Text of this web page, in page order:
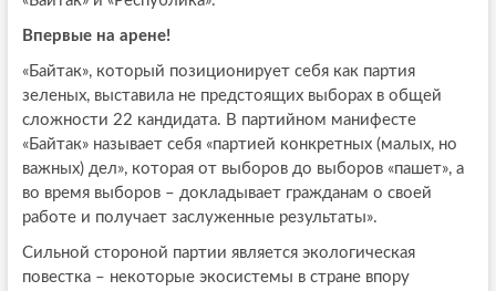
Впервые на арене!
«Байтак», который позиционирует себя как партия
зеленых, выставила не предстоящих выборах в общей
сложности 22 кандидата. В партийном манифесте
«Байтак» называет себя «партией конкретных (малых, но
важных) дел», которая от выборов до выборов «пашет», а
во время выборов – докладывает гражданам о своей
работе и получает заслуженные результаты».
Сильной стороной партии является экологическая
повестка – некоторые экосистемы в стране впору